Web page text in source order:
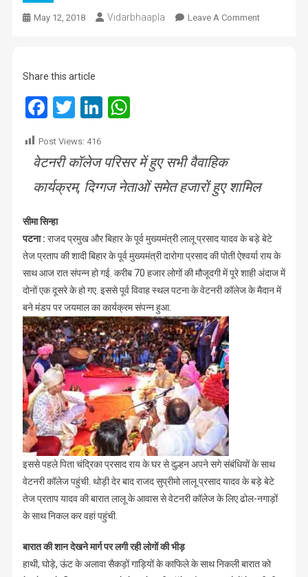
May 12, 2018 Vidarbhaapla Leave A CommentOn
भी
Share this article
Facebook
TwitterLinkedIn
WhatsApp
Post Views: 416
वेटनरी कॉलेज परिसर में हुए सभी वैवाहिक
कार्यक्रम, दिग्गज नेताओं समेत हजारों हुए शामिल
सीमा सिन्हा
पटना : राजद प्रमुख और बिहार के पूर्व मुख्यमंत्री लालू प्रसाद यादव के बड़े बेटे
तेज प्रताप की शादी बिहार के पूर्व मुख्यमंत्री दारोगा प्रसाद की पोती ऐश्वर्या राय के
साथ आज रात संपन्न हो गई. करीब 70 हजार लोगों की मौजूदगी में पूरे शाही अंदाज में
दोनों एक दूसरे के हो गए. इससे पूर्व विवाह स्थल पटना के वेटनरी कॉलेज के मैदान में
बने मंडप पर जयमाल का कार्यक्रम संपन्न हुआ.
इससे पहले पिता चंद्रिका प्रसाद राय के घर से दुल्हन अपने सगे संबंधियों के साथ
वेटनरी कॉलेज पहुंची. थोड़ी देर बाद राजद सुप्रीमो लालू प्रसाद यादव के बड़े बेटे
तेज प्रताप यादव की बारात लालू के आवास से वेटनरी कॉलेज के लिए ढोल-नगाड़ों
के साथ निकल कर वहां पहुंची.
बारात की शान देखने मार्ग पर लगी रही लोगों की भीड़
हाथी, घोड़े, ऊंट के अलावा सैकड़ों गाड़ियों के काफिले के साथ निकली बारात को